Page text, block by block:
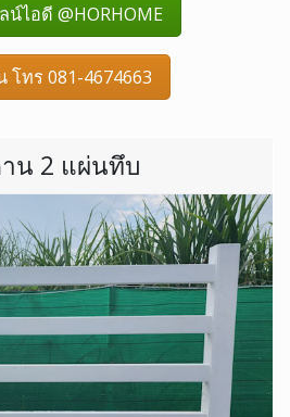
น์ไอดี @HORHOME
โทร 081-4674663
น 2 แผ่นทึบ